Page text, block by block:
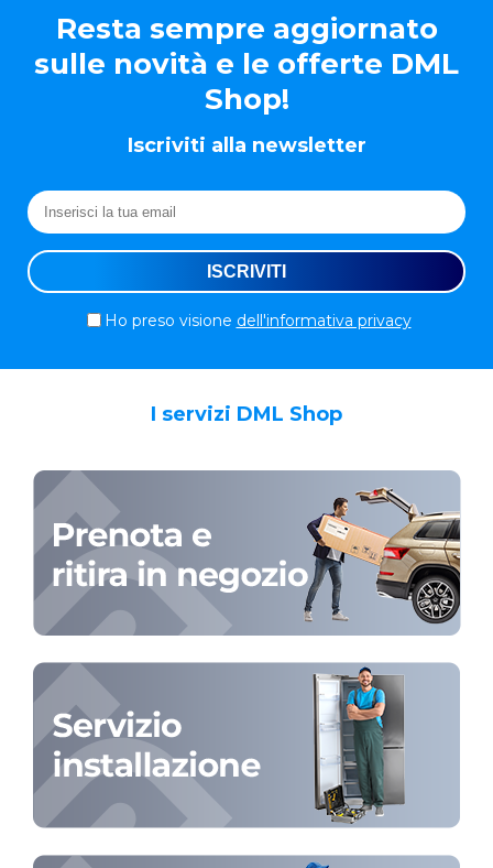
Resta sempre aggiornato
sulle novità e le offerte DML
Shop!
Iscriviti alla newsletter
Ho preso visione dell'informativa privacy
I servizi DML Shop